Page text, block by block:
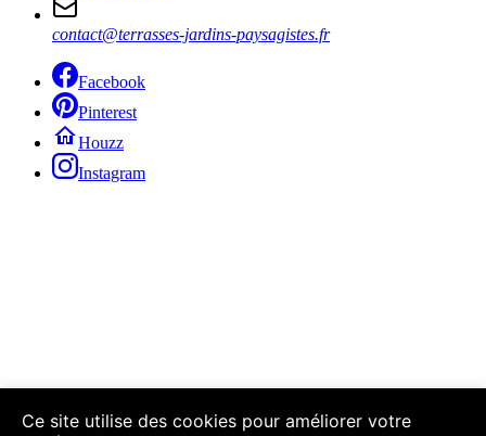
contact@terrasses-jardins-paysagistes.fr
Facebook
Pinterest
Houzz
Instagram
Ce site utilise des cookies pour améliorer votre